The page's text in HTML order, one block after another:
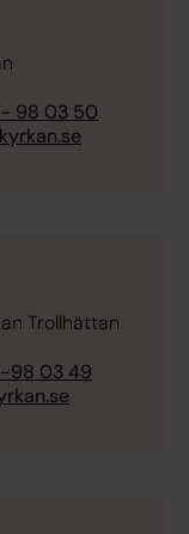
98 03 50
Trollhättan
98 03 49